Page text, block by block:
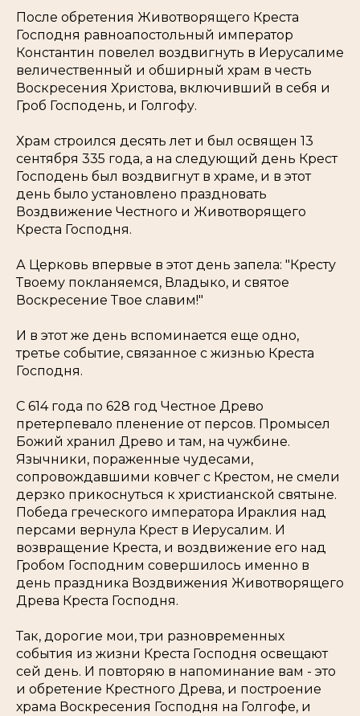
После обретения Животворящего Креста
Господня равноапостольный император
Константин повелел воздвигнуть в Иерусалиме
величественный и обширный храм в честь
Воскресения Христова, включивший в себя и
Гроб Господень, и Голгофу.
Храм строился десять лет и был освящен 13
сентября 335 года, а на следующий день Крест
Господень был воздвигнут в храме, и в этот
день было установлено праздновать
Воздвижение Честного и Животворящего
Креста Господня.
А Церковь впервые в этот день запела: "Кресту
Твоему покланяемся, Владыко, и святое
Воскресение Твое славим!"
И в этот же день вспоминается еще одно,
третье событие, связанное с жизнью Креста
Господня.
С 614 года по 628 год Честное Древо
претерпевало пленение от персов. Промысел
Божий хранил Древо и там, на чужбине.
Язычники, пораженные чудесами,
сопровождавшими ковчег с Крестом, не смели
дерзко прикоснуться к христианской святыне.
Победа греческого императора Ираклия над
персами вернула Крест в Иерусалим. И
возвращение Креста, и воздвижение его над
Гробом Господним совершилось именно в
день праздника Воздвижения Животворящего
Древа Креста Господня.
Так, дорогие мои, три разновременных
события из жизни Креста Господня освещают
сей день. И повторяю в напоминание вам - это
и обретение Крестного Древа, и построение
храма Воскресения Господня на Голгофе, и